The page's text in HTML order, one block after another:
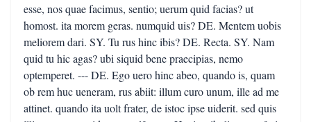
esse, nos quae facimus, sentio; uerum quid facias? ut
homost. ita morem geras. numquid uis? DE. Mentem uobis
meliorem dari. SY. Tu rus hinc ibis? DE. Recta. SY. Nam
quid tu hic agas? ubi siquid bene praecipias, nemo
optemperet. --- DE. Ego uero hinc abeo, quando is, quam
ob rem huc ueneram, rus abiit: illum curo unum, ille ad me
attinet. quando ita uolt frater, de istoc ipse uiderit. sed quis